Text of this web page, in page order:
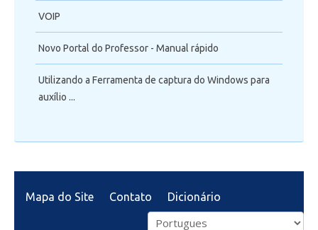
VOIP
Novo Portal do Professor - Manual rápido
Utilizando a Ferramenta de captura do Windows para
auxílio ...
Mapa do Site Contato Dicionário